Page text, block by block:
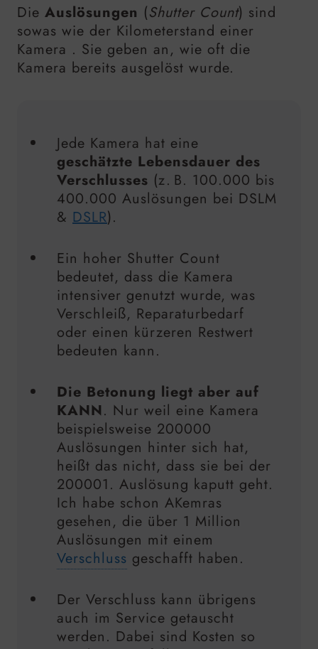
Die Auslösungen (Shutter Count) sind
sowas wie der Kilometerstand einer
Kamera . Sie geben an, wie oft die
Kamera bereits ausgelöst wurde.
Jede Kamera hat eine
geschätzte Lebensdauer des
Verschlusses (z. B. 100.000 bis
400.000 Auslösungen bei DSLM
& DSLR).
Ein hoher Shutter Count
bedeutet, dass die Kamera
intensiver genutzt wurde, was
Verschleiß, Reparaturbedarf
oder einen kürzeren Restwert
bedeuten kann.
Die Betonung liegt aber auf
KANN. Nur weil eine Kamera
beispielsweise 200000
Auslösungen hinter sich hat,
heißt das nicht, dass sie bei der
200001. Auslösung kaputt geht.
Ich habe schon AKemras
gesehen, die über 1 Million
Auslösungen mit einem
Verschluss geschafft haben.
Der Verschluss kann übrigens
auch im Service getauscht
werden. Dabei sind Kosten so